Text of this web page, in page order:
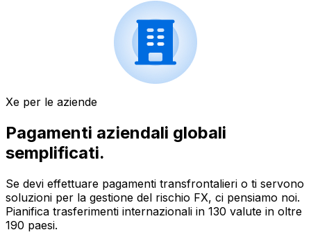
Xe per le aziende
Pagamenti aziendali globali
semplificati.
Se devi effettuare pagamenti transfrontalieri o ti servono
soluzioni per la gestione del rischio FX, ci pensiamo noi.
Pianifica trasferimenti internazionali in 130 valute in oltre
190 paesi.